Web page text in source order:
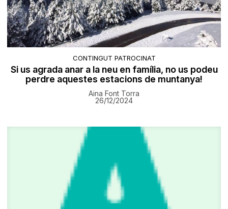
CONTINGUT PATROCINAT
Si us agrada anar a la neu en família, no us podeu
perdre aquestes estacions de muntanya!
Aina Font Torra
26/12/2024